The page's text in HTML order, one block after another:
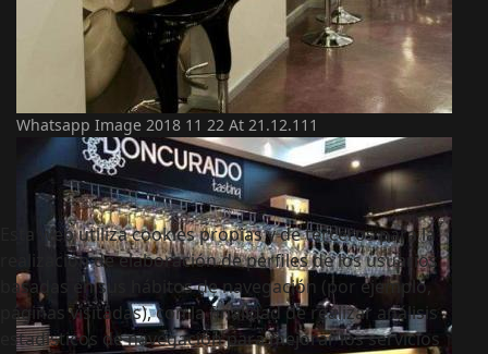
Whatsapp Image 2018 11 22 At 21.12.111
Esta web utiliza cookies propias y de terceros para la
realización de elaboración de perfiles de los usuarios
basadas en sus hábitos de navegación (por ejemplo,
páginas visitadas), con la finalidad de realizar análisis
estadísticos de navegación para mejorar los servicios